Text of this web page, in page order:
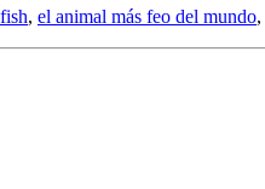
, el animal más feo del mundo,